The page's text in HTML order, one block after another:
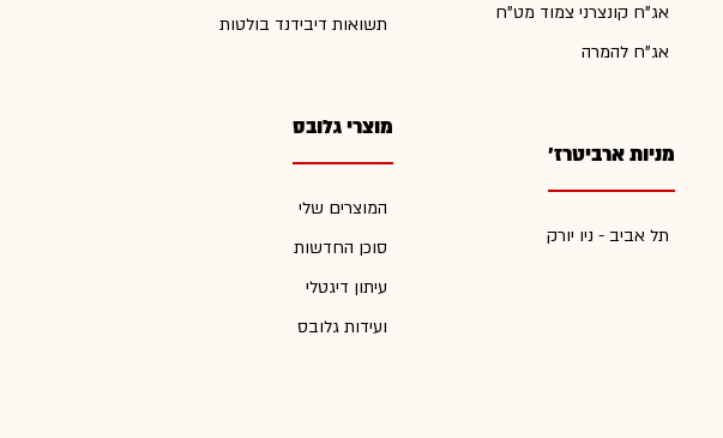
אג"ח קונצרני צמוד מט"ח
אג"ח להמרה
מניות ארביטרז'
תל אביב - ניו יורק
תשואות דיבידנד בולטות
מוצרי גלובס
המוצרים שלי
סוכן החדשות
עיתון דיגטלי
ועידות גלובס